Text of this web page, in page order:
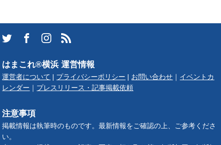
はまこれ®横浜 運営情報
運営者について プライバシーポリシー お問い合わせ
イベントカ
レンダー
プレスリリース・記事掲載依頼
注意事項
掲載情報は執筆時のものです。最新情報をご確認の上、ご参考くださ
い。